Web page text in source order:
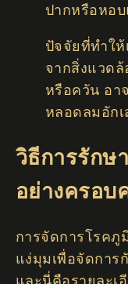
ปากหรือหอ
ปัจจัยที่ทำให้
จากสิ่งแวดล้
หรือควัน อา
หลอดลมอัก
วิธีการรักษ
อย่างครอบ
การจัดการโรคภู
แง่มุมเพื่อจัดการ
และนี่คือรายละเ